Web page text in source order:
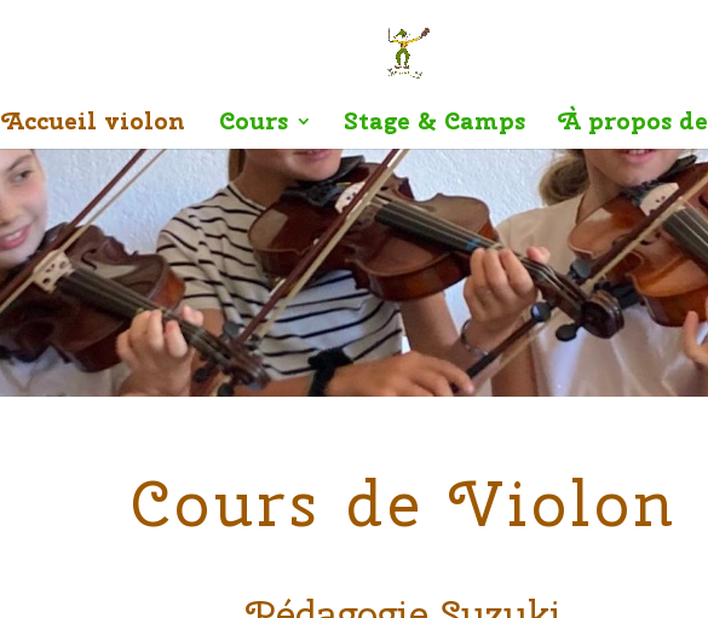
Accueil violon Cours Stage & Camps À propos de
Cours de Violon